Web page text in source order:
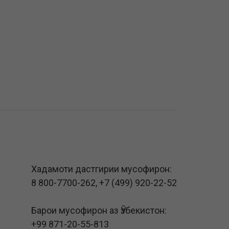
Хадамоти дастгирии мусофирон:
8 800-7700-262,+7 (499) 920-22-52
Барои мусофирон аз Ӯзбекистон:
+99 871-20-55-813